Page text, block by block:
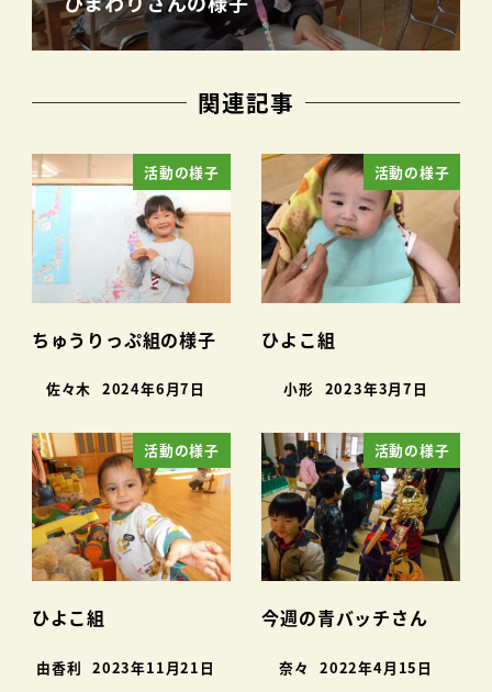
関連記事
活動の様子
ちゅうりっぷ組の様子
佐々木 2024年6月7日
活動の様子
ひよこ組
小形 2023年3月7日
活動の様子
ひよこ組
由香利 2023年11月21日
活動の様子
今週の青バッチさん
奈々 2022年4月15日